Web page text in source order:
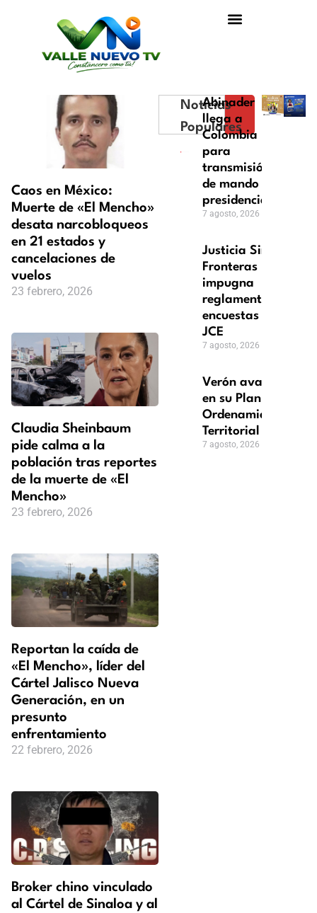
Caos en México:
Muerte de «El Mencho»
desata narcobloqueos
en 21 estados y
cancelaciones de
vuelos
23 febrero, 2026
Claudia Sheinbaum
pide calma a la
población tras reportes
de la muerte de «El
Mencho»
23 febrero, 2026
Reportan la caída de
«El Mencho», líder del
Cártel Jalisco Nueva
Generación, en un
presunto
enfrentamiento
22 febrero, 2026
Broker chino vinculado
al Cártel de Sinaloa y al
Noticias
Populares
Abinader
llega a
Colombia
para
transmisión
de mando
presidencial
7 agosto, 2026
Justicia Sin
Fronteras
impugna
reglamento
encuestas
JCE
7 agosto, 2026
Verón avanza
en su Plan de
Ordenamiento
Territorial
7 agosto, 2026